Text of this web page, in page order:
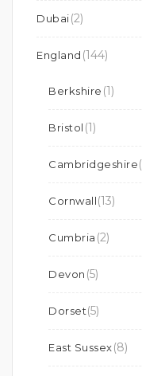
Dubai(2)
England (144)
Berkshire (1)
Bristol (1)
Cambridgeshire
Cornwall(13)
Cumbria (2)
Devon (5)
Dorset(5)
East Sussex(8)